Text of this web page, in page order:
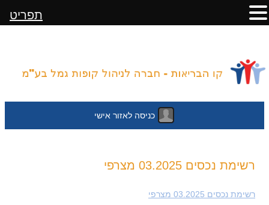
כניסה לאזור אישי
לתוכן
רשימת נכסים 03.2025 מצרפי
רשימת נכסים 03.2025 מצרפי
תפריט